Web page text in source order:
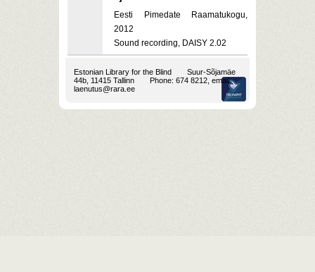
Eesti Pimedate Raamatukogu,
2012
Sound recording, DAISY 2.02
Estonian Library for the Blind
Suur-Sõjamäe
44b, 11415 Tallinn
Phone: 674 8212, email:
laenutus@rara.ee